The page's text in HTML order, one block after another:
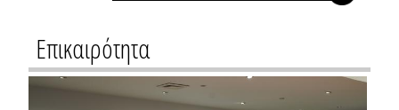
Επικαιρότητα